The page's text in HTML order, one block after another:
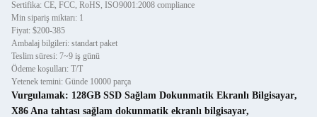
Sertifika: CE, FCC, RoHS, ISO9001:2008 compliance
Min sipariş miktarı: 1
Fiyat: $200-385
Ambalaj bilgileri: standart paket
Teslim süresi: 7~9 iş günü
Ödeme koşulları: T/T
Yetenek temini: Günde 10000 parça
Vurgulamak: 128GB SSD Sağlam Dokunmatik Ekranlı Bilgisayar,
X86 Ana tahtası sağlam dokunmatik ekranlı bilgisayar,